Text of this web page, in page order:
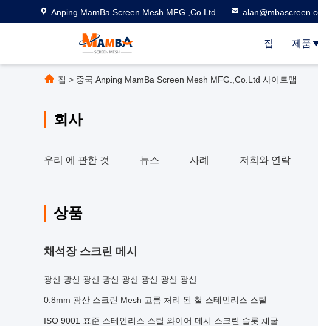
Anping MamBa Screen Mesh MFG.,Co.Ltd
집 제품
집 > 중국 Anping MamBa Screen Mesh MFG.,Co.Ltd 사이트맵
회사
우리 에 관한 것 뉴스 사례 저희와 연락
상품
채석장 스크린 메시
광산 광산 광산 광산 광산 광산 광산 광산
0.8mm 광산 스크린 Mesh 고름 처리 된 철 스테인리스 스틸
ISO 9001 표준 스테인리스 스틸 와이어 메시 스크린 슬롯 채굴